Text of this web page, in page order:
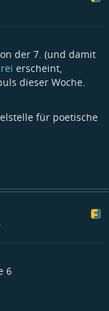
der 7. (und damit
erscheint,
dieser Woche.
für poetische
6